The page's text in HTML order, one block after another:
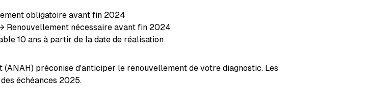
obligatoire avant fin 2024
Renouvellement nécessaire avant fin 2024
10 ans à partir de la date de réalisation
(ANAH) préconise d'anticiper le renouvellement de votre diagnostic. Les
échéances 2025.